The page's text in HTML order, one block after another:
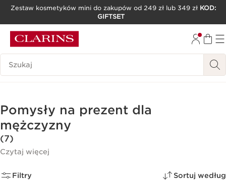
PRZEJDŹ DO STOPKI
Zestaw kosmetyków mini do zakupów od 249 zł lub 349 zł KOD:
GIFTSET
Historia wyszukiwania
Pomysły na prezent dla
mężczyzny
(7)
Czytaj więcej
Filtry Sortuj według